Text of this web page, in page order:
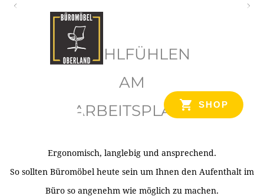
SHOP
WOHLFÜHLEN
AM
ARBEITSPLATZ
Ergonomisch, langlebig und ansprechend.
So sollten Büromöbel heute sein um Ihnen den Aufenthalt im
Büro so angenehm wie möglich zu machen.